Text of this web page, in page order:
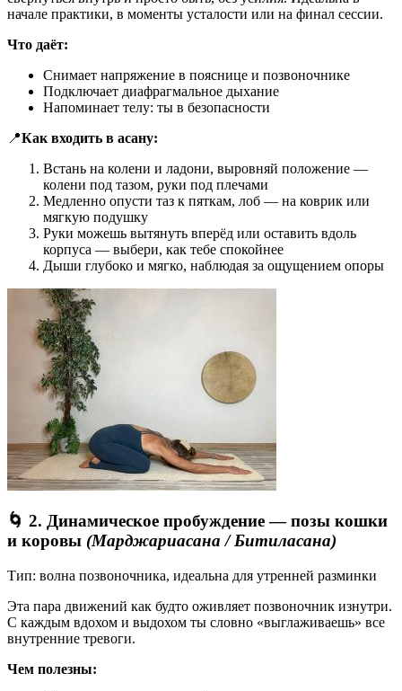
начале практики, в моменты усталости или на финал сессии.
Что даёт:
Снимает напряжение в пояснице и позвоночнике
Подключает диафрагмальное дыхание
Напоминает телу: ты в безопасности
📍Как входить в асану:
Встань на колени и ладони, выровняй положение —
колени под тазом, руки под плечами
Медленно опусти таз к пяткам, лоб — на коврик или
мягкую подушку
Руки можешь вытянуть вперёд или оставить вдоль
корпуса — выбери, как тебе спокойнее
Дыши глубоко и мягко, наблюдая за ощущением опоры
🌀 2. Динамическое пробуждение — позы кошки
и коровы (Марджариасана / Битиласана)
Тип: волна позвоночника, идеальна для утренней разминки
Эта пара движений как будто оживляет позвоночник изнутри.
С каждым вдохом и выдохом ты словно «выглаживаешь» все
внутренние тревоги.
Чем полезны: